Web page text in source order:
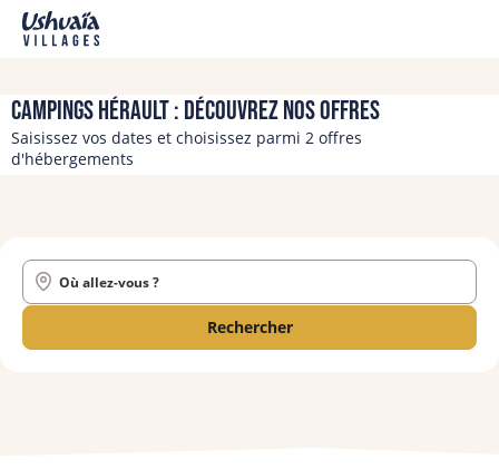
Campings Hérault : découvrez nos offres
Saisissez vos dates et choisissez parmi 2 offres
d'hébergements
Où allez-vous ?
Rechercher